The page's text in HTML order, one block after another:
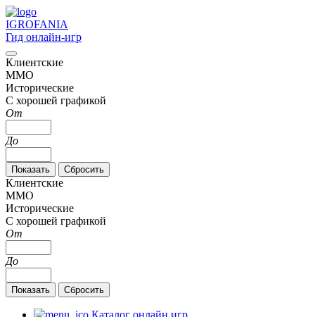
IGROFANIA
Гид онлайн-игр
Клиентские
MMO
Исторические
С хорошей графикой
От
До
Клиентские
MMO
Исторические
С хорошей графикой
От
До
Каталог онлайн игр